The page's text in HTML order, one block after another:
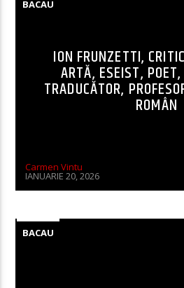
BACAU
ION FRUNZETTI,
ARTĂ, ESEIST,
TRADUCĂTOR,
ROMÂN
Carmen Vintu
IANUARIE 20, 2026
BACAU